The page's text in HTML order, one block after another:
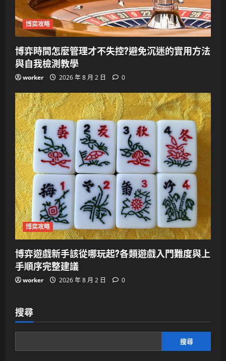
博奕攻略
博弈時間怎麼管理才不失控?避免沉迷的實用方法
與自我檢測教學
worker 2026 年 8 月 2 日 0
博奕攻略
博弈遊戲新手該從哪玩起?各類遊戲入門難度與上
手順序完整建議
worker 2026 年 8 月 2 日 0
搜尋
搜尋